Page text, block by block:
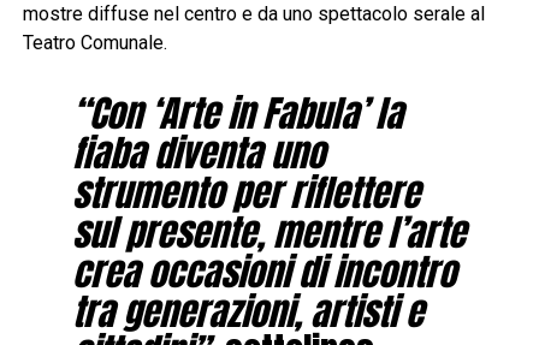
mostre diffuse nel centro e da uno spettacolo serale al
Teatro Comunale.
“Con ‘Arte in Fabula’ la
fiaba diventa uno
strumento per riflettere
sul presente, mentre l’arte
crea occasioni di incontro
tra generazioni, artisti e